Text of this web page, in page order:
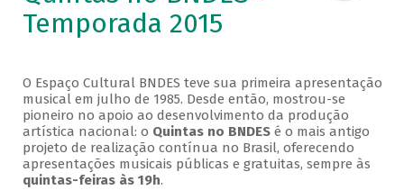
Temporada 2015
O Espaço Cultural BNDES teve sua primeira apresentação
musical em julho de 1985. Desde então, mostrou-se
pioneiro no apoio ao desenvolvimento da produção
artística nacional: o Quintas no BNDESé o mais antigo
projeto de realização contínua no Brasil, oferecendo
apresentações musicais públicas e gratuitas, sempre às
quintas-feiras às 19h.